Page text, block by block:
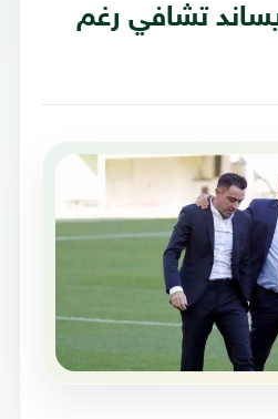
تشافي رغم